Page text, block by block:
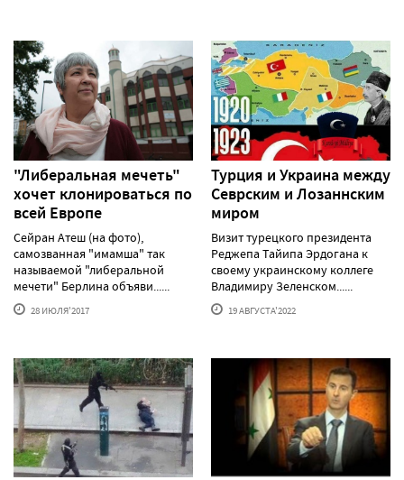
"Либеральная мечеть"
хочет клонироваться по
всей Европе
Сейран Атеш (на фото),
самозванная "имамша" так
называемой "либеральной
мечети" Берлина объяви......
28 ИЮЛЯ'2017
Турция и Украина между
Севрским и Лозаннским
миром
Визит турецкого президента
Реджепа Тайипа Эрдогана к
своему украинскому коллеге
Владимиру Зеленском......
19 АВГУСТА'2022